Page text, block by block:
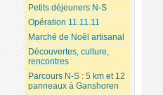
Petits déjeuners N-S
Opération 11.11.11
Marché de Noêl artisanal
Découvertes, culture,
rencontres
Parcours N-S : 5 km et 12
panneaux à Ganshoren